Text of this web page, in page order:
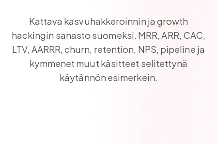
Kattava kasvuhakkeroinnin ja growth
hackingin sanasto suomeksi. MRR, ARR, CAC,
LTV, AARRR, churn, retention, NPS, pipeline ja
kymmenet muut käsitteet selitettynä
käytännön esimerkein.